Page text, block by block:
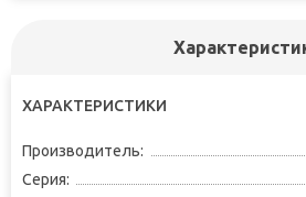
ХАРАКТЕРИСТИКИ
Производитель:
Серия: